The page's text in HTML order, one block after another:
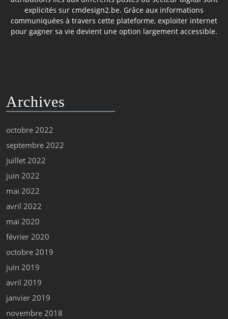
explicités sur cmdesign2.be. Grâce aux informations
communiquées à travers cette plateforme, exploiter internet
pour gagner sa vie devient une option largement accessible.
Archives
octobre 2022
septembre 2022
juillet 2022
juin 2022
mai 2022
avril 2022
mai 2020
février 2020
octobre 2019
juin 2019
avril 2019
janvier 2019
novembre 2018